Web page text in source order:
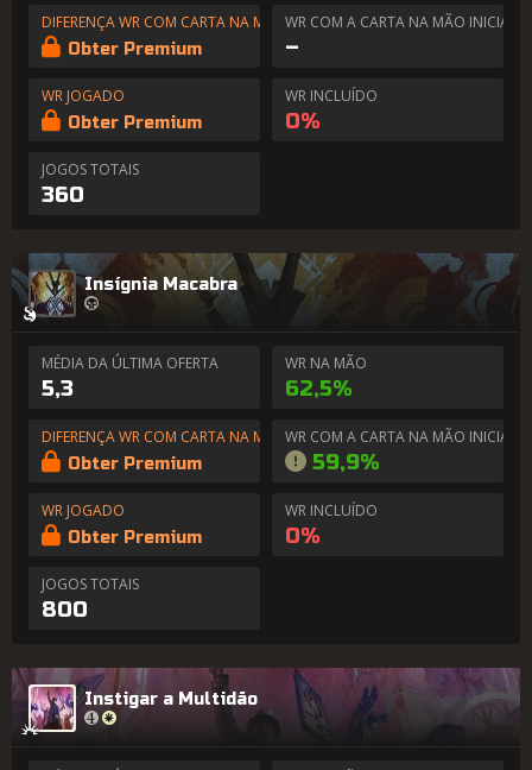
DIFERENÇA WR COM CARTA NA MÃO
Obter Premium
WR COM A CARTA NA MÃO INICIAL
–
WR JOGADO
Obter Premium
WR INCLUÍDO
0%
JOGOS TOTAIS
360
Insígnia Macabra
MÉDIA DA ÚLTIMA OFERTA
5,3
WR NA MÃO
62,5%
DIFERENÇA WR COM CARTA NA MÃO
Obter Premium
WR COM A CARTA NA MÃO INICIAL
59,9%
WR JOGADO
Obter Premium
WR INCLUÍDO
0%
JOGOS TOTAIS
800
Instigar a Multidão